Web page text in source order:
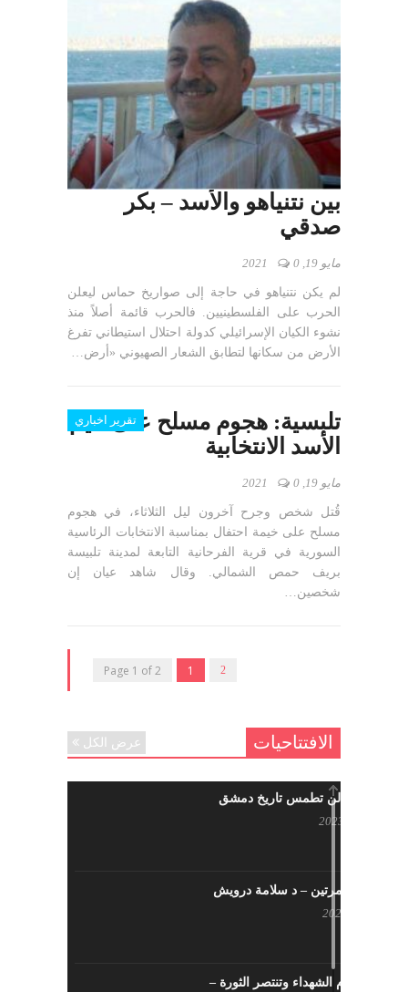
بين نتنياهو والأسد – بكر
صدقي
مايو 19, 2021 0
لم يكن نتنياهو في حاجة إلى صواريخ حماس ليعلن
الحرب على الفلسطينيين. فالحرب قائمة أصلاً منذ
نشوء الكيان الإسرائيلي كدولة احتلال استيطاني تفرغ
الأرض من سكانها لتطابق الشعار الصهيوني «أرض…
تقرير اخباري
تلبسية: هجوم مسلح على خيم
الأسد الانتخابية
مايو 19, 2021 0
قُتل شخص وجرح آخرون ليل الثلاثاء، في هجوم
مسلح على خيمة احتفال بمناسبة الانتخابات الرئاسية
السورية في قرية الفرحانية التابعة لمدينة تلبيسة
بريف حمص الشمالي. وقال شاهد عيان إن
شخصين…
Page 1 of 2 1 2
الافتتاحيات عرض الكل
حرائقكم لن تطمس تاريخ دمشق
لا تقتلونا مرتين – د سلامة درويش
سيزهر دم الشهداء وتنتصر الثورة –